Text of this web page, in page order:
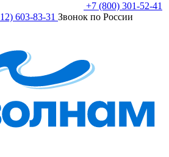
+7 (800) 301-52-41
603-83-31 Звонок по России